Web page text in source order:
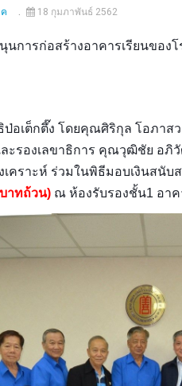
18 กุมภาพันธ์ 2562
นการก่อสร้างอาคารเรียนของ
ต็กตึ๊ง โดยคุณศิริกุล โอภาสว
ะรองเลขาธิการ คุณวุฒิชัย อ
คราะห์ ร่วมในพิธีมอบเงินสนับ
าทถ้วน) ณ ห้องรับรองชั้น1 อา